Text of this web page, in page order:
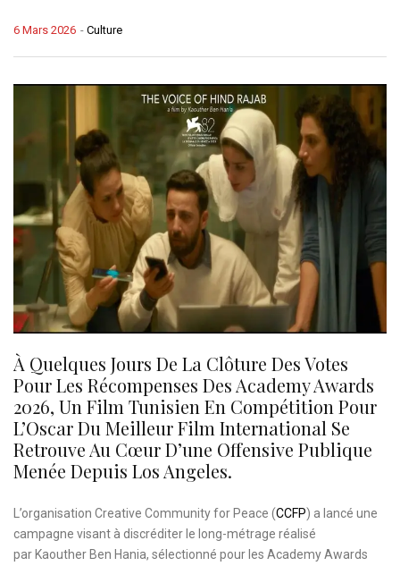
- Culture
6 Mars 2026
À Quelques Jours De La Clôture Des Votes
Pour Les Récompenses Des Academy Awards
2026, Un Film Tunisien En Compétition Pour
L’Oscar Du Meilleur Film International Se
Retrouve Au Cœur D’une Offensive Publique
Menée Depuis Los Angeles.
L’organisation Creative Community for Peace (CCFP) a lancé une
campagne visant à discréditer le long-métrage réalisé
par Kaouther Ben Hania, sélectionné pour les Academy Awards